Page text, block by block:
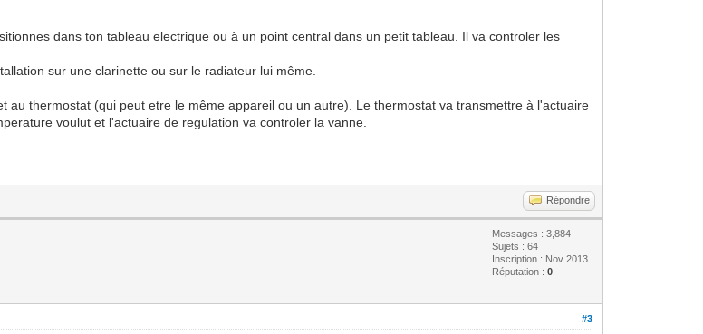
dans ton tableau electrique ou à un point central dans un petit tableau. Il va controler les
sur une clarinette ou sur le radiateur lui même.
thermostat (qui peut etre le même appareil ou un autre). Le thermostat va transmettre à l'actuaire
voulut et l'actuaire de regulation va controler la vanne.
Répondre
Messages : 3,884
Sujets : 64
Inscription : Nov 2013
Réputation :0
#3